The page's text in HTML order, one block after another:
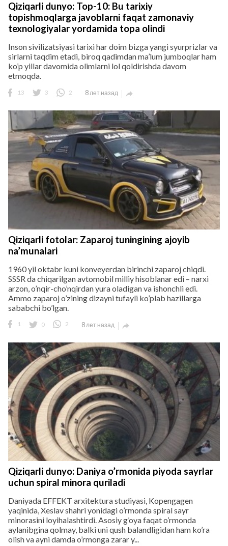
Qiziqarli dunyo: Top-10: Bu tarixiy
topishmoqlarga javoblarni faqat zamonaviy
texnologiyalar yordamida topa olindi
Inson sivilizatsiyasi tarixi har doim bizga yangi syurprizlar va
sirlarni taqdim etadi, biroq qadimdan ma’lum jumboqlar ham
ko’p yillar davomida olimlarni lol qoldirishda davom
etmoqda.
13 3 2 8 лет назад 
Qiziqarli fotolar: Zaparoj tuningining ajoyib
na’munalari
1960 yil oktabr kuni konveyerdan birinchi zaparoj chiqdi.
SSSR da chiqarilgan avtomobil milliy hisoblanar edi – narxi
arzon, o’nqir-cho’nqirdan yura oladigan va ishonchli edi.
Ammo zaparoj o’zining dizayni tufayli ko’plab hazillarga
sababchi bo’lgan.
1 0 2 8 лет назад 
Qiziqarli dunyo: Daniya o’rmonida piyoda sayrlar
uchun spiral minora quriladi
Daniyada EFFEKT arxitektura studiyasi, Kopengagen
yaqinida, Xeslav shahri yonidagi o’rmonda spiral sayr
minorasini loyihalashtirdi. Asosiy g’oya faqat o’rmonda
aylanibgina qolmay, balki uni qush balandligidan ham ko’ra
olish va ayni damda o’rmonga zarar y...